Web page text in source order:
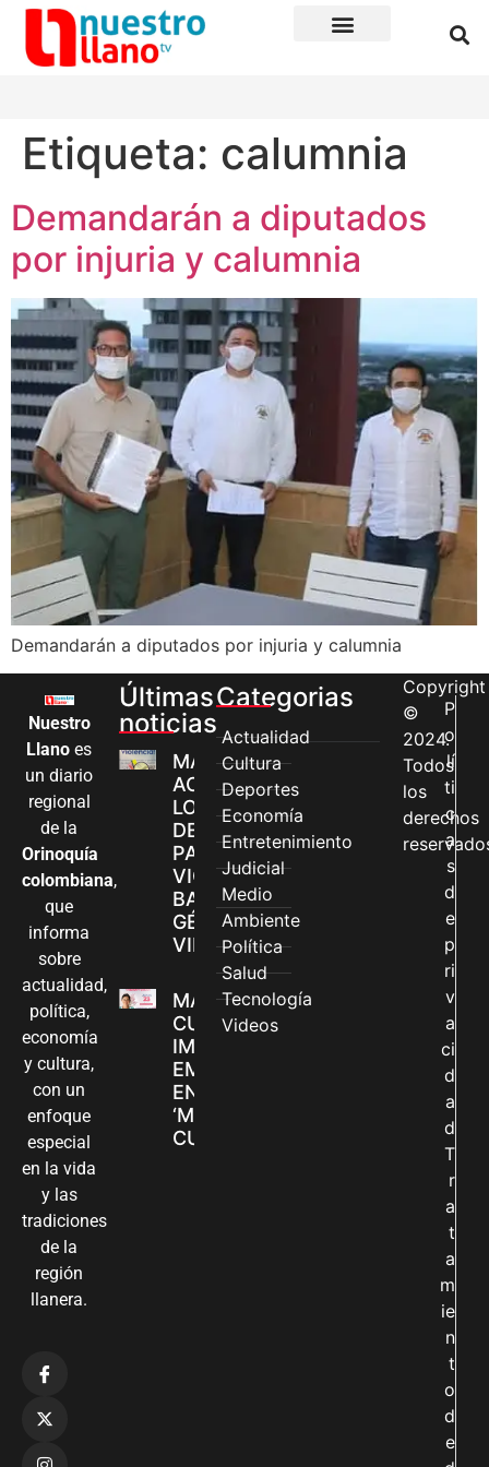
Etiqueta: calumnia
Demandarán a diputados
por injuria y calumnia
Demandarán a diputados por injuria y calumnia
Nuestro
Llano es
un diario
regional
de la
Orinoquía
colombiana,
que
informa
sobre
actualidad,
política,
economía
y cultura,
con un
enfoque
especial
en la vida
y las
tradiciones
de la
región
llanera.
Últimas
noticias
MÁS MUJERES
ACCEDEN A
LOS CANALES
DE ATENCIÓN
PARA
VIOLENCIAS
BASADAS EN
GÉNERO EN
VILLAVICENCIO
MADRES
CUIDADORAS
IMPULSAN SUS
EMPRENDIMIENTOS
EN LA FERIA
‘MANOS QUE
CUIDAN Y CREAN’
Categorias
Actualidad
Cultura
Deportes
Economía
Entretenimiento
Judicial
Medio
Ambiente
Política
Salud
Tecnología
Videos
Copyright
©
2024.
Todos
los
derechos
P
o
lí
ti
c
a
s
d
e
p
ri
v
a
ci
d
a
d
T
r
a
t
a
m
ie
n
t
o
d
e